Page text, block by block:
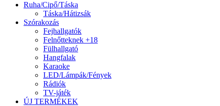
Ruha/Cipő/Táska
Táska/Hátizsák
Szórakozás
Fejhallgatók
Felnőtteknek +18
Fülhallgató
Hangfalak
Karaoke
LED/Lámpák/Fények
Rádiók
TV-játék
ÚJ TERMÉKEK